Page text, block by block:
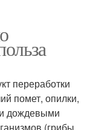
переработки
помет, опилки,
дождевыми
(грибы,